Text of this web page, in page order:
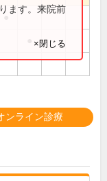
●
ます。来院前
×閉じる
ンライン診療